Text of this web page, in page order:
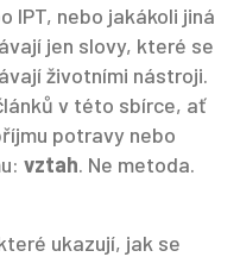
IPT, nebo jakákoli jiná
jen slovy, které se
životními nástroji.
v této sbírce, ať
potravy nebo
vztah. Ne metoda.
ukazují, jak se